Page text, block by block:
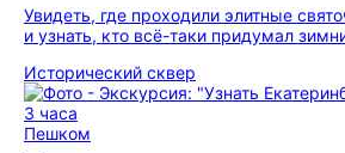
Увидеть, где проходили элитные
и узнать, кто всё-таки придумал
Исторический сквер
3 часа
Пешком